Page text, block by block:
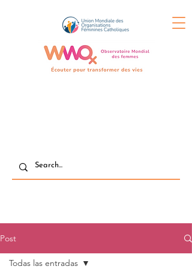
Post
Todas las entradas